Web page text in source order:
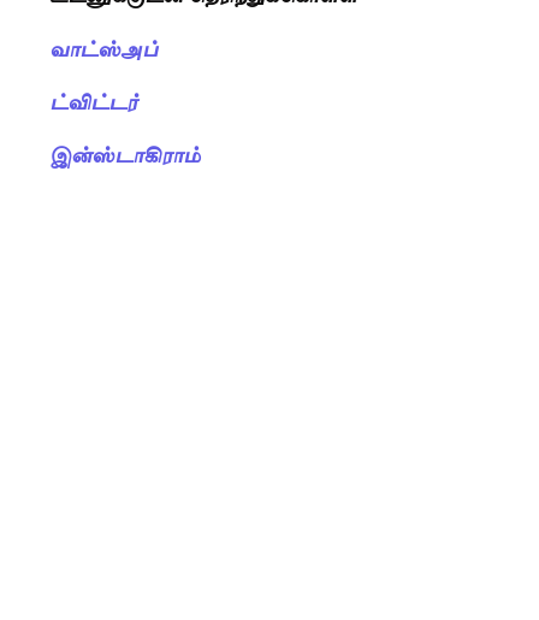
வாட்ஸ்அப்
ட்விட்டர்
இன்ஸ்டாகிராம்